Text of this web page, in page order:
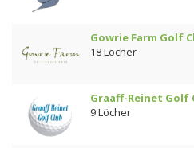
Gowrie Farm Golf
18 Löcher
Graaff-Reinet Golf
9 Löcher